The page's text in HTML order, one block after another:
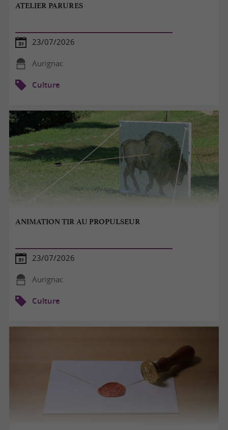
ATELIER PARURES
23/07/2026
Aurignac
Culture
ANIMATION TIR AU PROPULSEUR
23/07/2026
Aurignac
Culture